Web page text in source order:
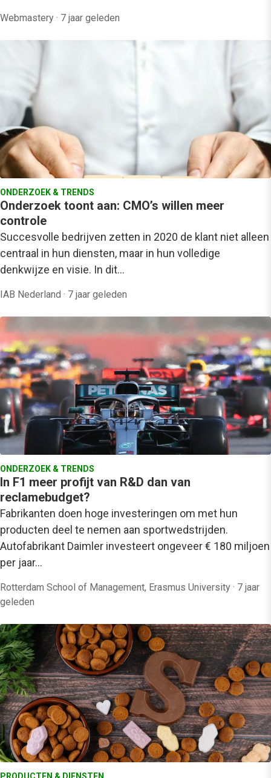
Webmastery · 7 jaar geleden
ONDERZOEK & TRENDS
Onderzoek toont aan: CMO’s willen meer
controle
Succesvolle bedrijven zetten in 2020 de klant niet alleen
centraal in hun diensten, maar in hun volledige
denkwijze en visie. In dit…
IAB Nederland · 7 jaar geleden
ONDERZOEK & TRENDS
In F1 meer profijt van R&D dan van
reclamebudget?
Fabrikanten doen hoge investeringen om met hun
producten deel te nemen aan sportwedstrijden.
Autofabrikant Daimler investeert ongeveer € 180 miljoen
per jaar…
Rotterdam School of Management, Erasmus University · 7 jaar
geleden